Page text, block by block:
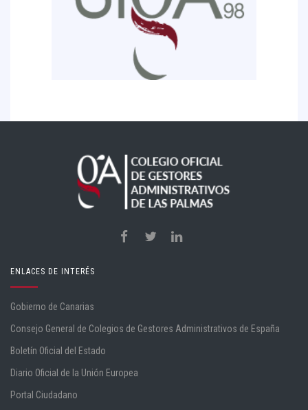
ENLACES DE INTERÉS
Gobierno de Canarias
Consejo General de Colegios de Gestores Administrativos de España
Boletín Oficial del Estado
Diario Oficial de la Unión Europea
Portal Ciudadano